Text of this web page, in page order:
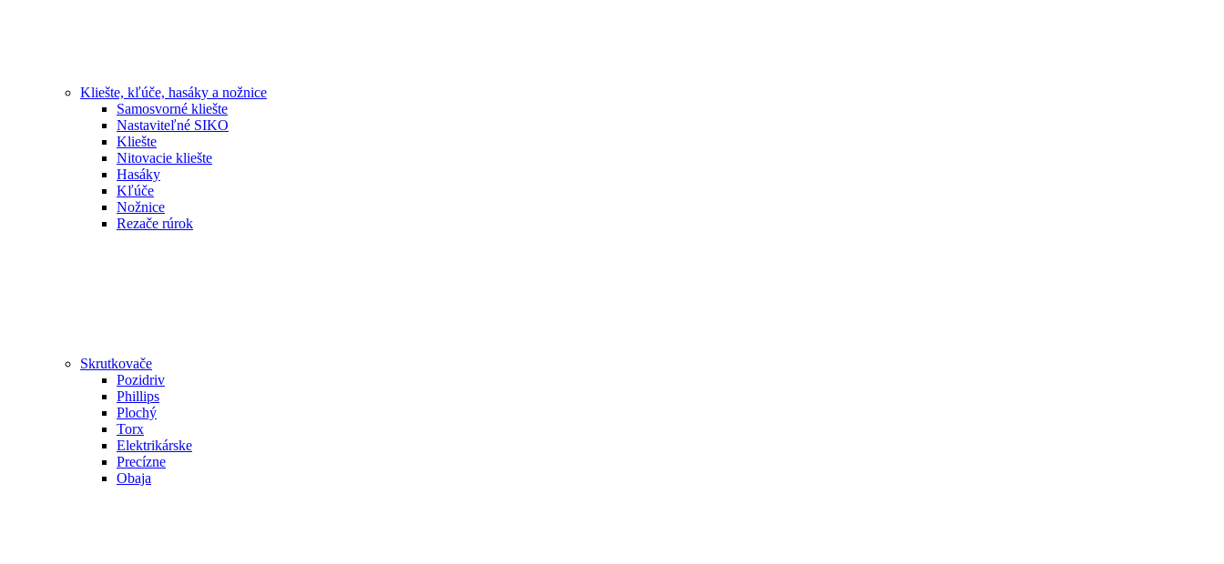
Kliešte, kľúče, hasáky a nožnice
Samosvorné kliešte
Nastaviteľné SIKO
Kliešte
Nitovacie kliešte
Hasáky
Kľúče
Nožnice
Rezače rúrok
Skrutkovače
Pozidriv
Phillips
Plochý
Torx
Elektrikárske
Precízne
Obaja